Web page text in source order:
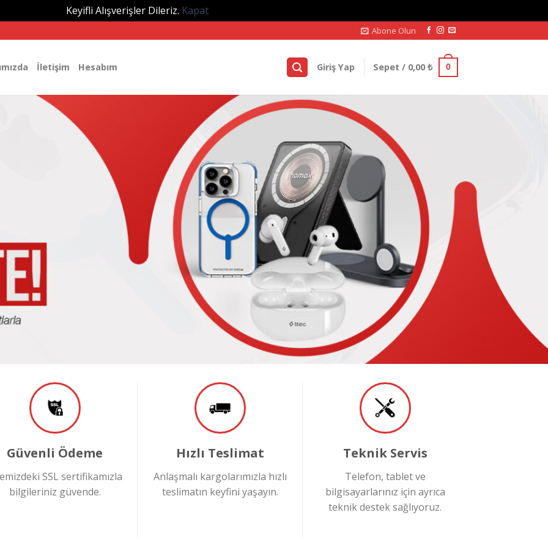
Keyifli Alışverişler Dileriz. Kapat
Abone Olun
İletişim Hesabım Giriş Yap Sepet / 0,00₺ 0
Güvenli Ödeme
SSL sertifikamızla
bilgileriniz güvende.
Hızlı Teslimat
Anlaşmalı kargolarımızla hızlı
teslimatın keyfini yaşayın.
Teknik Servis
Telefon, tablet ve
bilgisayarlarınız için ayrıca
teknik destek sağlıyoruz.